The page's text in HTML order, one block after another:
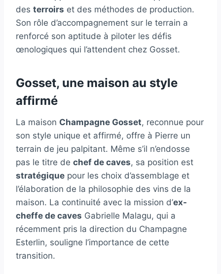
des terroirs et des méthodes de production.
Son rôle d’accompagnement sur le terrain a
renforcé son aptitude à piloter les défis
œnologiques qui l’attendent chez Gosset.
Gosset, une maison au style
affirmé
La maison Champagne Gosset, reconnue pour
son style unique et affirmé, offre à Pierre un
terrain de jeu palpitant. Même s’il n’endosse
pas le titre de chef de caves, sa position est
stratégique pour les choix d’assemblage et
l’élaboration de la philosophie des vins de la
maison. La continuité avec la mission d’ex-
cheffe de caves Gabrielle Malagu, qui a
récemment pris la direction du Champagne
Esterlin, souligne l’importance de cette
transition.